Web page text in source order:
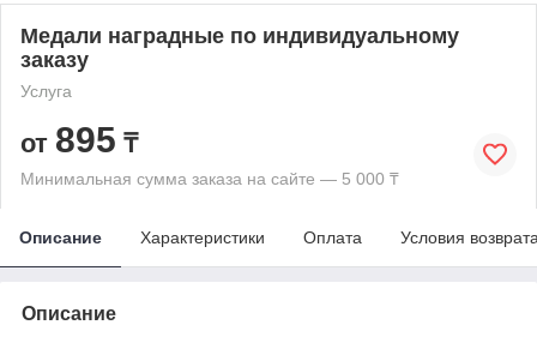
Медали наградные по индивидуальному
заказу
Услуга
от 895 ₸
Минимальная сумма заказа на сайте — 5 000 ₸
Описание Характеристики Оплата Условия
Описание